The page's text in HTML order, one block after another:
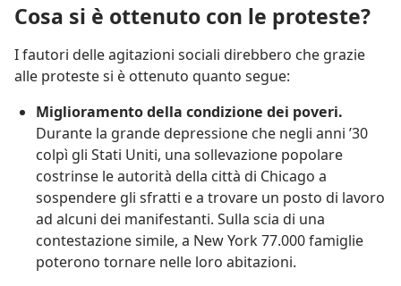
Cosa si è ottenuto con le proteste?
I fautori delle agitazioni sociali direbbero che grazie
alle proteste si è ottenuto quanto segue:
Miglioramento della condizione dei poveri.
Durante la grande depressione che negli anni ’30
colpì gli Stati Uniti, una sollevazione popolare
costrinse le autorità della città di Chicago a
sospendere gli sfratti e a trovare un posto di lavoro
ad alcuni dei manifestanti. Sulla scia di una
contestazione simile, a New York 77.000 famiglie
poterono tornare nelle loro abitazioni.